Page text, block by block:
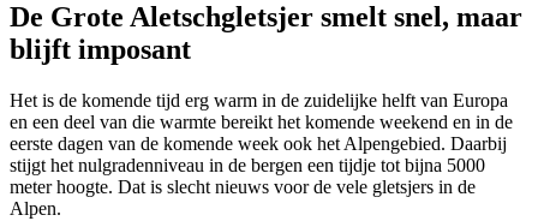
De Grote Aletschgletsjer smelt snel, maar
blijft imposant
Het is de komende tijd erg warm in de zuidelijke helft van Europa
en een deel van die warmte bereikt het komende weekend en in de
eerste dagen van de komende week ook het Alpengebied. Daarbij
stijgt het nulgradenniveau in de bergen een tijdje tot bijna 5000
meter hoogte. Dat is slecht nieuws voor de vele gletsjers in de
Alpen.